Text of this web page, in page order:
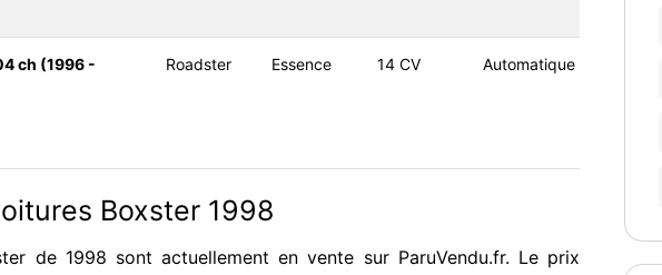
ch (1996 -
Roadster Essence 14 CV Automatique
Boxster 1998
de 1998 sont actuellement en vente sur ParuVendu.fr. Le prix